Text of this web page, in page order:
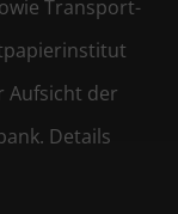
Transport-
Aufsicht der
Details